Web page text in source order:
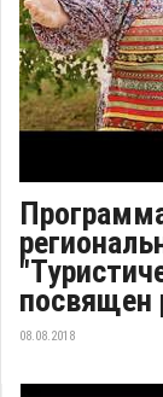
посвящен
08.08.2018